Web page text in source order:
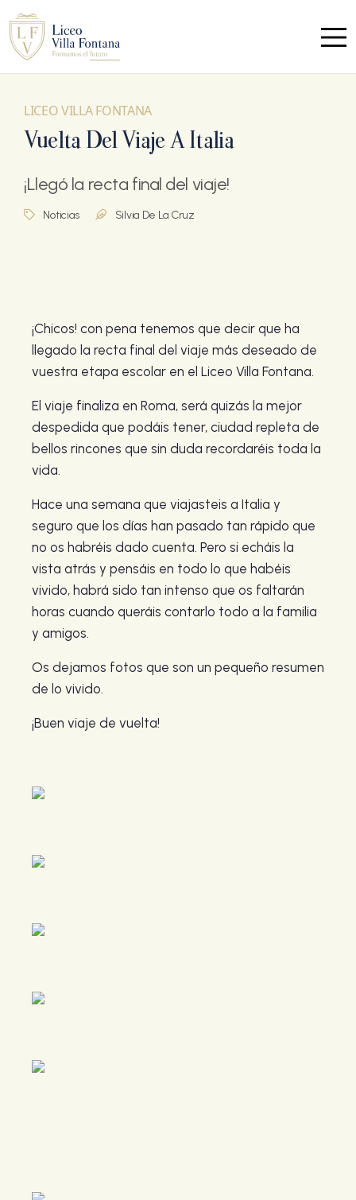
LICEO VILLA FONTANA
Vuelta Del Viaje A Italia
¡Llegó la recta final del viaje!
Noticias Silvia De La Cruz
¡Chicos! con pena tenemos que decir que ha
llegado la recta final del viaje más deseado de
vuestra etapa escolar en el Liceo Villa Fontana.
El viaje finaliza en Roma, será quizás la mejor
despedida que podáis tener, ciudad repleta de
bellos rincones que sin duda recordaréis toda la
vida.
Hace una semana que viajasteis a Italia y
seguro que los días han pasado tan rápido que
no os habréis dado cuenta. Pero si echáis la
vista atrás y pensáis en todo lo que habéis
vivido, habrá sido tan intenso que os faltarán
horas cuando queráis contarlo todo a la familia
y amigos.
Os dejamos fotos que son un pequeño resumen
de lo vivido.
¡Buen viaje de vuelta!